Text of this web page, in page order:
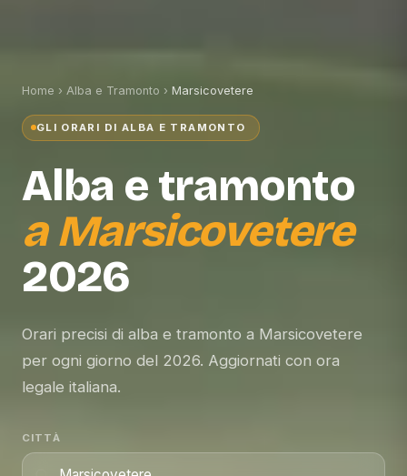
Home › Alba e Tramonto › Marsicovetere
GLI ORARI DI ALBA E TRAMONTO
Alba e tramonto
aMarsicovetere
2026
Orari precisi di alba e tramonto a Marsicovetere
per ogni giorno del 2026. Aggiornati con ora
legale italiana.
CITTÀ